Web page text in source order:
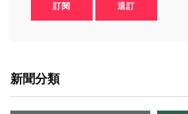
訂閱 退訂
新聞分類